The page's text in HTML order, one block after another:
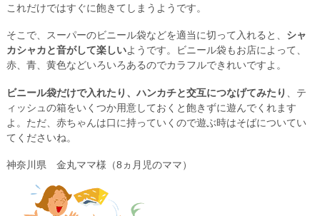
これだけではすぐに飽きてしまうようです。
そこで、スーパーのビニール袋などを適当に切って入れると、 シャ
カシャカと音がして楽しいようです。ビニール袋もお店によって、
赤、青、黄色などいろいろあるのでカラフルできれいですよ。
ビニール袋だけで入れたり、ハンカチと交互につなげてみたり
、テ
ィッシュの箱をいくつか用意しておくと飽きずに遊んでくれます
よ。ただ、赤ちゃんは口に持っていくので遊ぶ時はそばについてい
てくださいね。
神奈川県 金丸ママ様（8ヵ月児のママ）